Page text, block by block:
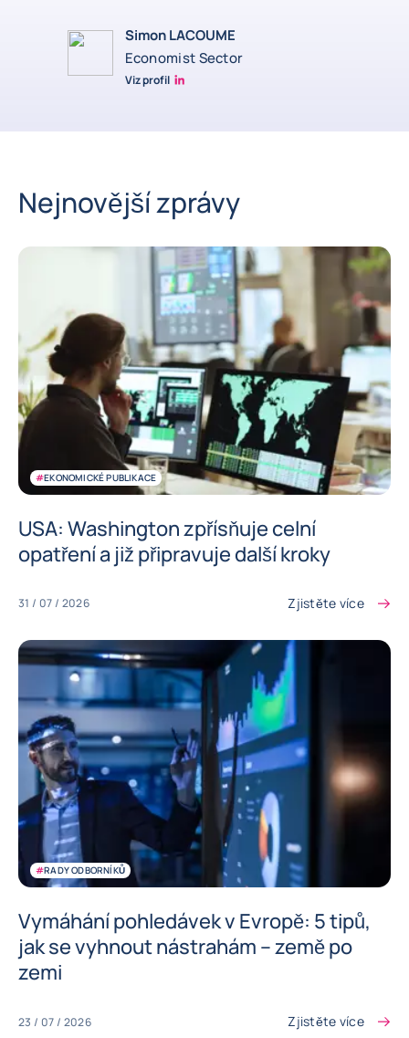
Simon LACOUME
Economist Sector
Viz profil
Simon Lacoume linkedin
Nejnovější zprávy
#EKONOMICKÉ PUBLIKACE
USA: Washington zpřísňuje celní
opatření a již připravuje další kroky
31 / 07 / 2026 Zjistěte více
#RADY ODBORNÍKŮ
Vymáhání pohledávek v Evropě: 5 tipů,
jak se vyhnout nástrahám – země po
zemi
23 / 07 / 2026 Zjistěte více